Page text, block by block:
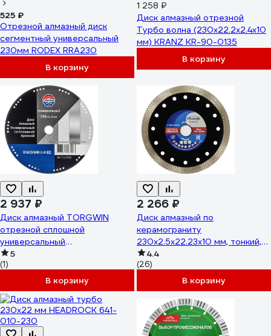
525 ₽
Отрезной алмазный диск
сегментный универсальный
230мм RODEX RRA230
В корзину
1 258 ₽
Диск алмазный отрезной
Турбо волна (230x22.2x2.4x10
мм) KRANZ KR-90-0135
В корзину
2 937 ₽
Диск алмазный TORGWIN
отрезной сплошной
универсальный
230х22.2/3х1.6мм. Best for
Metal Universal / / T1174769
5
(1)
В корзину
2 266 ₽
Диск алмазный по
керамограниту
230x2.5x22.23x10 мм, тонкий,
горячего прессования Tsunami
DD0020230022005
4.4
(26)
В корзину